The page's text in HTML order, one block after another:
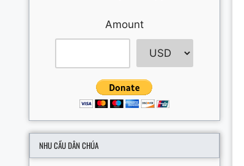
Amount
NHU CẦU DÂN CHÚA